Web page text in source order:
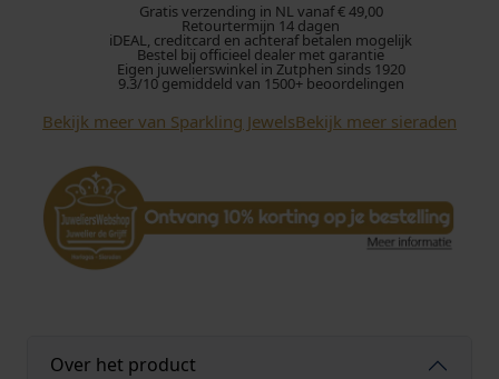
Gratis verzending in NL vanaf € 49,00
Retourtermijn 14 dagen
iDEAL, creditcard en achteraf betalen mogelijk
Bestel bij officieel dealer met garantie
Eigen juwelierswinkel in Zutphen sinds 1920
9.3/10 gemiddeld van 1500+ beoordelingen
Bekijk meer van Sparkling JewelsBekijk meer sieraden
Over het product